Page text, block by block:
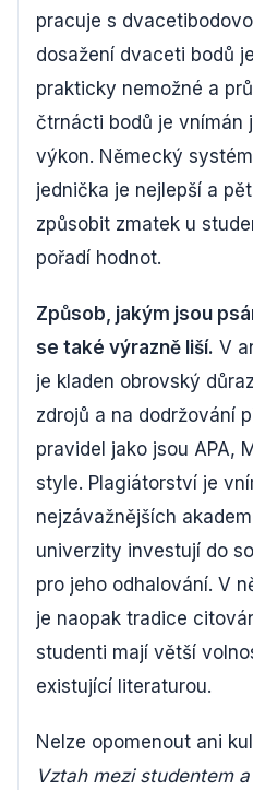
pracuje s
dosažení dvaceti bodů
prakticky nemožné a
čtrnácti bodů je vnímán
výkon. Německý
jednička je nejlepší a
způsobit zmatek u
pořadí hodnot.
Způsob, jakým jsou
se také výrazně liší. V
je kladen obrovský
zdrojů a na dodržování
pravidel jako jsou APA,
style. Plagiátorství je
nejzávažnějších
univerzity investují do
pro jeho odhalování. V
je naopak tradice
studenti mají větší
existující literaturou.
Nelze opomenout ani
Vztah mezi studentem